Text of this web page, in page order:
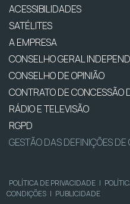
ACESSIBILIDADES
SATÉLITES
A EMPRESA
CONSELHO GERAL
CONSELHO DE OPINIÃO
CONTRATO DE CONCESSÃO
RÁDIO E TELEVISÃO
RGPD
GESTÃO DAS DEFINIÇÕES DE
POLÍTICA DE PRIVACIDADE |
CONDIÇÕES | PUBLICIDADE